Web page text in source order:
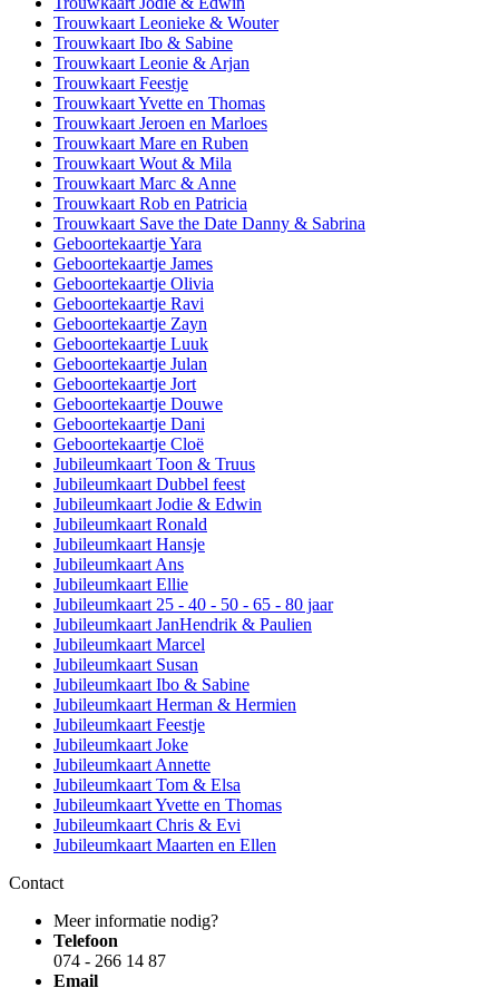
Trouwkaart Leonieke & Wouter
Trouwkaart Ibo & Sabine
Trouwkaart Leonie & Arjan
Trouwkaart Feestje
Trouwkaart Yvette en Thomas
Trouwkaart Jeroen en Marloes
Trouwkaart Mare en Ruben
Trouwkaart Wout & Mila
Trouwkaart Marc & Anne
Trouwkaart Rob en Patricia
Trouwkaart Save the Date Danny & Sabrina
Geboortekaartje Yara
Geboortekaartje James
Geboortekaartje Olivia
Geboortekaartje Ravi
Geboortekaartje Zayn
Geboortekaartje Luuk
Geboortekaartje Julan
Geboortekaartje Jort
Geboortekaartje Douwe
Geboortekaartje Dani
Geboortekaartje Cloë
Jubileumkaart Toon & Truus
Jubileumkaart Dubbel feest
Jubileumkaart Jodie & Edwin
Jubileumkaart Ronald
Jubileumkaart Hansje
Jubileumkaart Ans
Jubileumkaart Ellie
Jubileumkaart 25 - 40 - 50 - 65 - 80 jaar
Jubileumkaart JanHendrik & Paulien
Jubileumkaart Marcel
Jubileumkaart Susan
Jubileumkaart Ibo & Sabine
Jubileumkaart Herman & Hermien
Jubileumkaart Feestje
Jubileumkaart Joke
Jubileumkaart Annette
Jubileumkaart Tom & Elsa
Jubileumkaart Yvette en Thomas
Jubileumkaart Chris & Evi
Jubileumkaart Maarten en Ellen
Contact
Meer informatie nodig?
Telefoon
074 - 266 14 87
Email